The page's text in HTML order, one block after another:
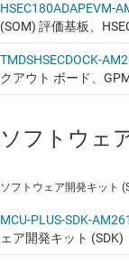
HSEC180ADAPEVM-
(SOM) 評価基板、
TMDSHSECDOCK-
クアウト ボード、
ソフトウェ
ソフトウェア開発キット
MCU-PLUS-SDK-
ェア開発キット (SDK)